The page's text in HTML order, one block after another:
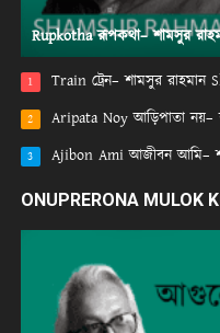
Rupkotha রূপকথা– শামসুর
1 Train ট্রেন– শামসুর রাহমান
2 Aripata Noy আড়িপাতা নয়–
3 Ajibon Ami আজীবন আমি–
ONUPRERONA MULOK